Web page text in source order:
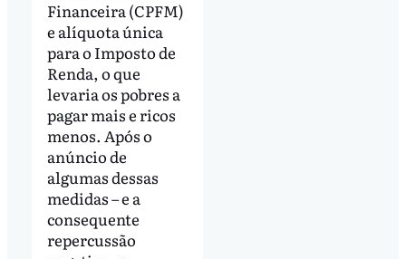
Financeira (CPFM)
e alíquota única
para o Imposto de
Renda, o que
levaria os pobres a
pagar mais e ricos
menos. Após o
anúncio de
algumas dessas
medidas – e a
consequente
repercussão